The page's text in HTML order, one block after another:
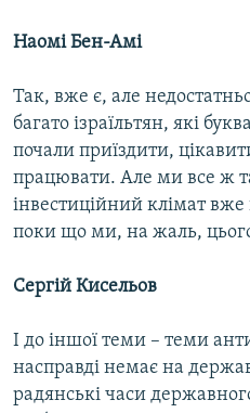
Наомі Бен-Амі
Так, вже є, але
багато ізраїльтян, які
почали приїздити,
працювати. Але ми все ж
інвестиційний клімат
поки що ми, на жаль,
Сергій Кисельов
І до іншої теми – теми
насправді немає на
радянські часи